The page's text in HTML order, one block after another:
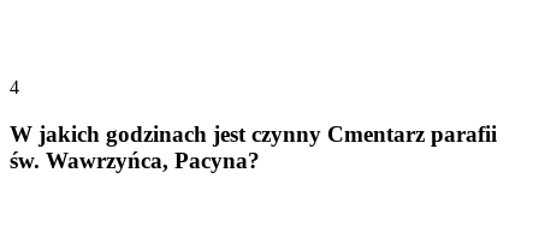
4
W jakich godzinach jest czynny Cmentarz parafii
św. Wawrzyńca, Pacyna?